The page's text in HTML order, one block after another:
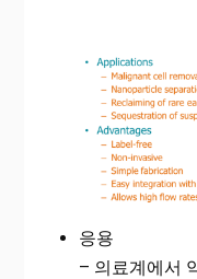
응용
– 의료계에서